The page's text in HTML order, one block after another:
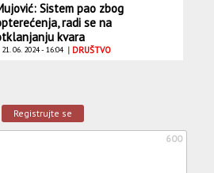
Sistem pao zbog
radi se na
kvara
21. 06. 2024 - 16:04 | DRUŠTVO
Registrujte se
600